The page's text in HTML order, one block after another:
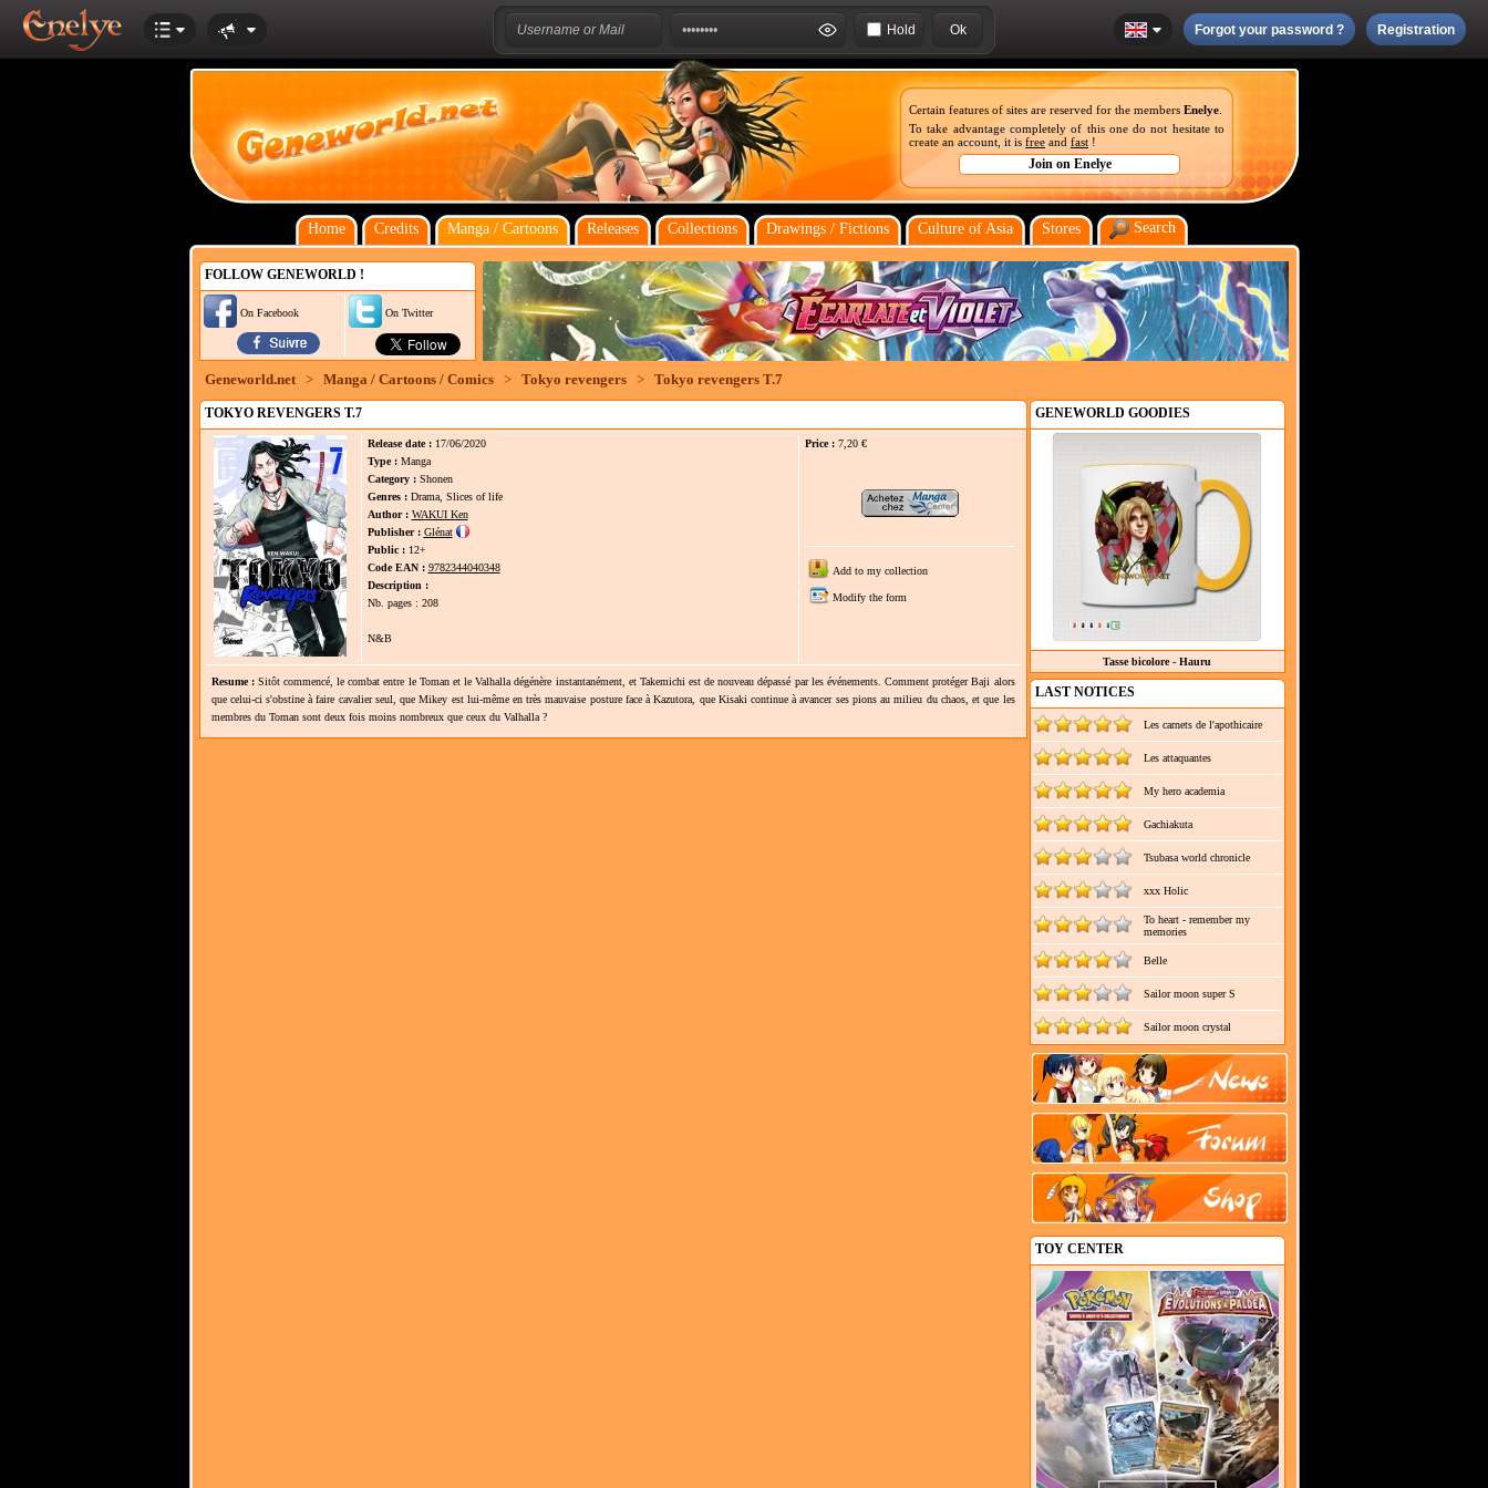
Hold Forgot your password ? Registration
Certain features of sites are reserved for the members Enelye
To take advantage completely of this one do not hesitate to
create an account, it is free and fast !
Home Credits Manga / Cartoons Releases Collections Drawings / Fictions Culture of Asia Stores Search
FOLLOW GENEWORLD !
On Facebook On Twitter
Geneworld.net > Manga / Cartoons / Comics > Tokyo revengers > Tokyo revengers T.7
TOKYO REVENGERS T.7
Release date :17/06/2020
Type : Manga
Category :Shonen
Genres :Drama, Slices of life
Author : WAKUI Ken
Publisher : Glénat
Public :12+
Code EAN : 9782344040348
Description :
Nb. pages : 208
N&B
Price : 7,20 €
Add to my collection
Modify the form
Resume : Sitôt commencé, le combat entre le Toman et le Valhalla dégénère instantanément, et Takemichi est de nouveau dépassé par les événements. Comment protéger Baji alors
que celui-ci s'obstine à faire cavalier seul, que Mikey est lui-même en très mauvaise posture face à Kazutora, que Kisaki continue à avancer ses pions au milieu du chaos, et que les
membres du Toman sont deux fois moins nombreux que ceux du Valhalla ?
GENEWORLD GOODIES
Tasse bicolore - Hauru
LAST NOTICES
Les carnets de l'apothicaire
Les attaquantes
My hero academia
Gachiakuta
Tsubasa world chronicle
xxx Holic
To heart - remember my
memories
Belle
Sailor moon super S
Sailor moon crystal
TOY CENTER